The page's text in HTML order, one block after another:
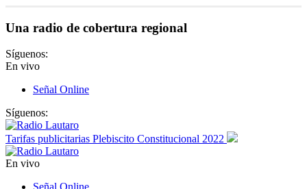
Una radio de cobertura regional
Síguenos:
En vivo
Señal Online
Síguenos:
Tarifas publicitarias Plebiscito Constitucional 2022
En vivo